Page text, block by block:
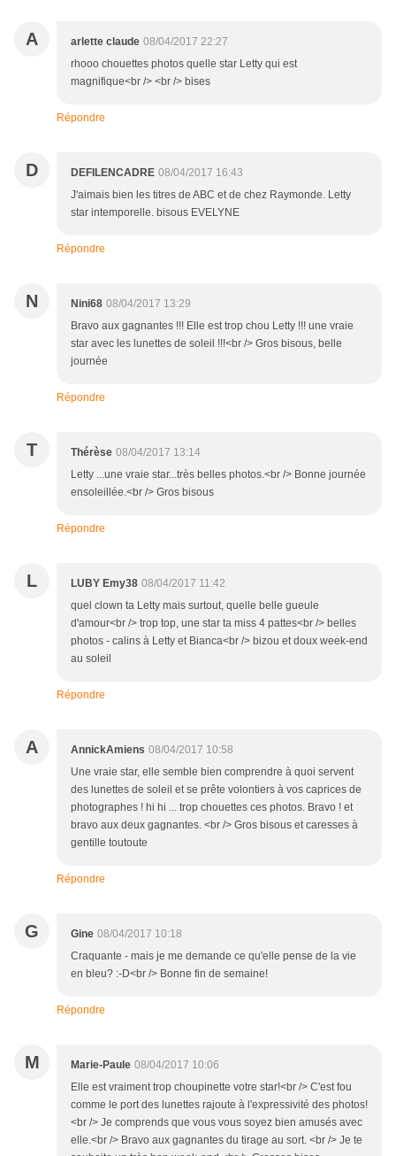
A arlette claude 08/04/2017 22:27
rhooo chouettes photos quelle star Letty qui est
magnifique<br /> <br /> bises
Répondre
D DEFILENCADRE 08/04/2017 16:43
J'aimais bien les titres de ABC et de chez Raymonde. Letty
star intemporelle. bisous EVELYNE
Répondre
N Nini68 08/04/2017 13:29
Bravo aux gagnantes !!! Elle est trop chou Letty !!! une vraie
star avec les lunettes de soleil !!!<br /> Gros bisous, belle
journée
Répondre
T Thérèse 08/04/2017 13:14
Letty ...une vraie star...très belles photos.<br /> Bonne journée
ensoleillée.<br /> Gros bisous
Répondre
L LUBY Emy38 08/04/2017 11:42
quel clown ta Letty mais surtout, quelle belle gueule
d'amour<br /> trop top, une star ta miss 4 pattes<br /> belles
photos - calins à Letty et Bianca<br /> bizou et doux week-end
au soleil
Répondre
A AnnickAmiens 08/04/2017 10:58
Une vraie star, elle semble bien comprendre à quoi servent
des lunettes de soleil et se prête volontiers à vos caprices de
photographes ! hi hi ... trop chouettes ces photos. Bravo ! et
bravo aux deux gagnantes. <br /> Gros bisous et caresses à
gentille toutoute
Répondre
G Gine 08/04/2017 10:18
Craquante - mais je me demande ce qu'elle pense de la vie
en bleu? :-D<br /> Bonne fin de semaine!
Répondre
M Marie-Paule 08/04/2017 10:06
Elle est vraiment trop choupinette votre star!<br /> C'est fou
comme le port des lunettes rajoute à l'expressivité des photos!
<br /> Je comprends que vous vous soyez bien amusés avec
elle.<br /> Bravo aux gagnantes du tirage au sort. <br /> Je te